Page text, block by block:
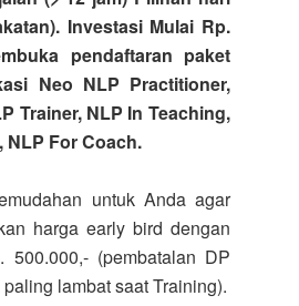
Investasi Mulai Rp.
pendaftaran paket
Neo NLP Practitioner,
Trainer, NLP In Teaching,
NLP For Coach.
untuk Anda agar
harga early bird dengan
500.000,- (pembatalan DP
lambat saat Training).